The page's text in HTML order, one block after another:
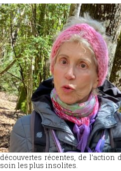
découvertes récentes, de l’action
soin les plus insolites.